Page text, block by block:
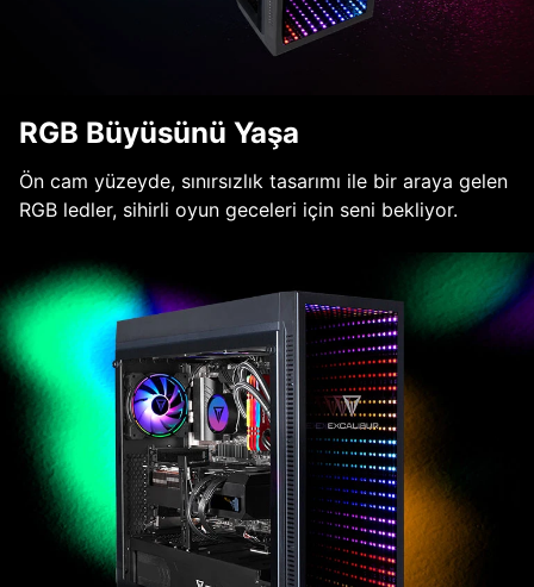
RGB Büyüsünü Yaşa
Ön cam yüzeyde, sınırsızlık tasarımı ile bir araya gelen
RGB ledler, sihirli oyun geceleri için seni bekliyor.